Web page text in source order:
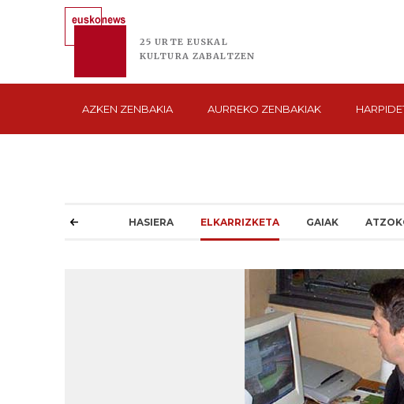
25 URTE EUSKAL
KULTURA ZABALTZEN
AZKEN ZENBAKIA AURREKO ZENBAKIAK
HASIERA ELKARRIZKETA GAIAK